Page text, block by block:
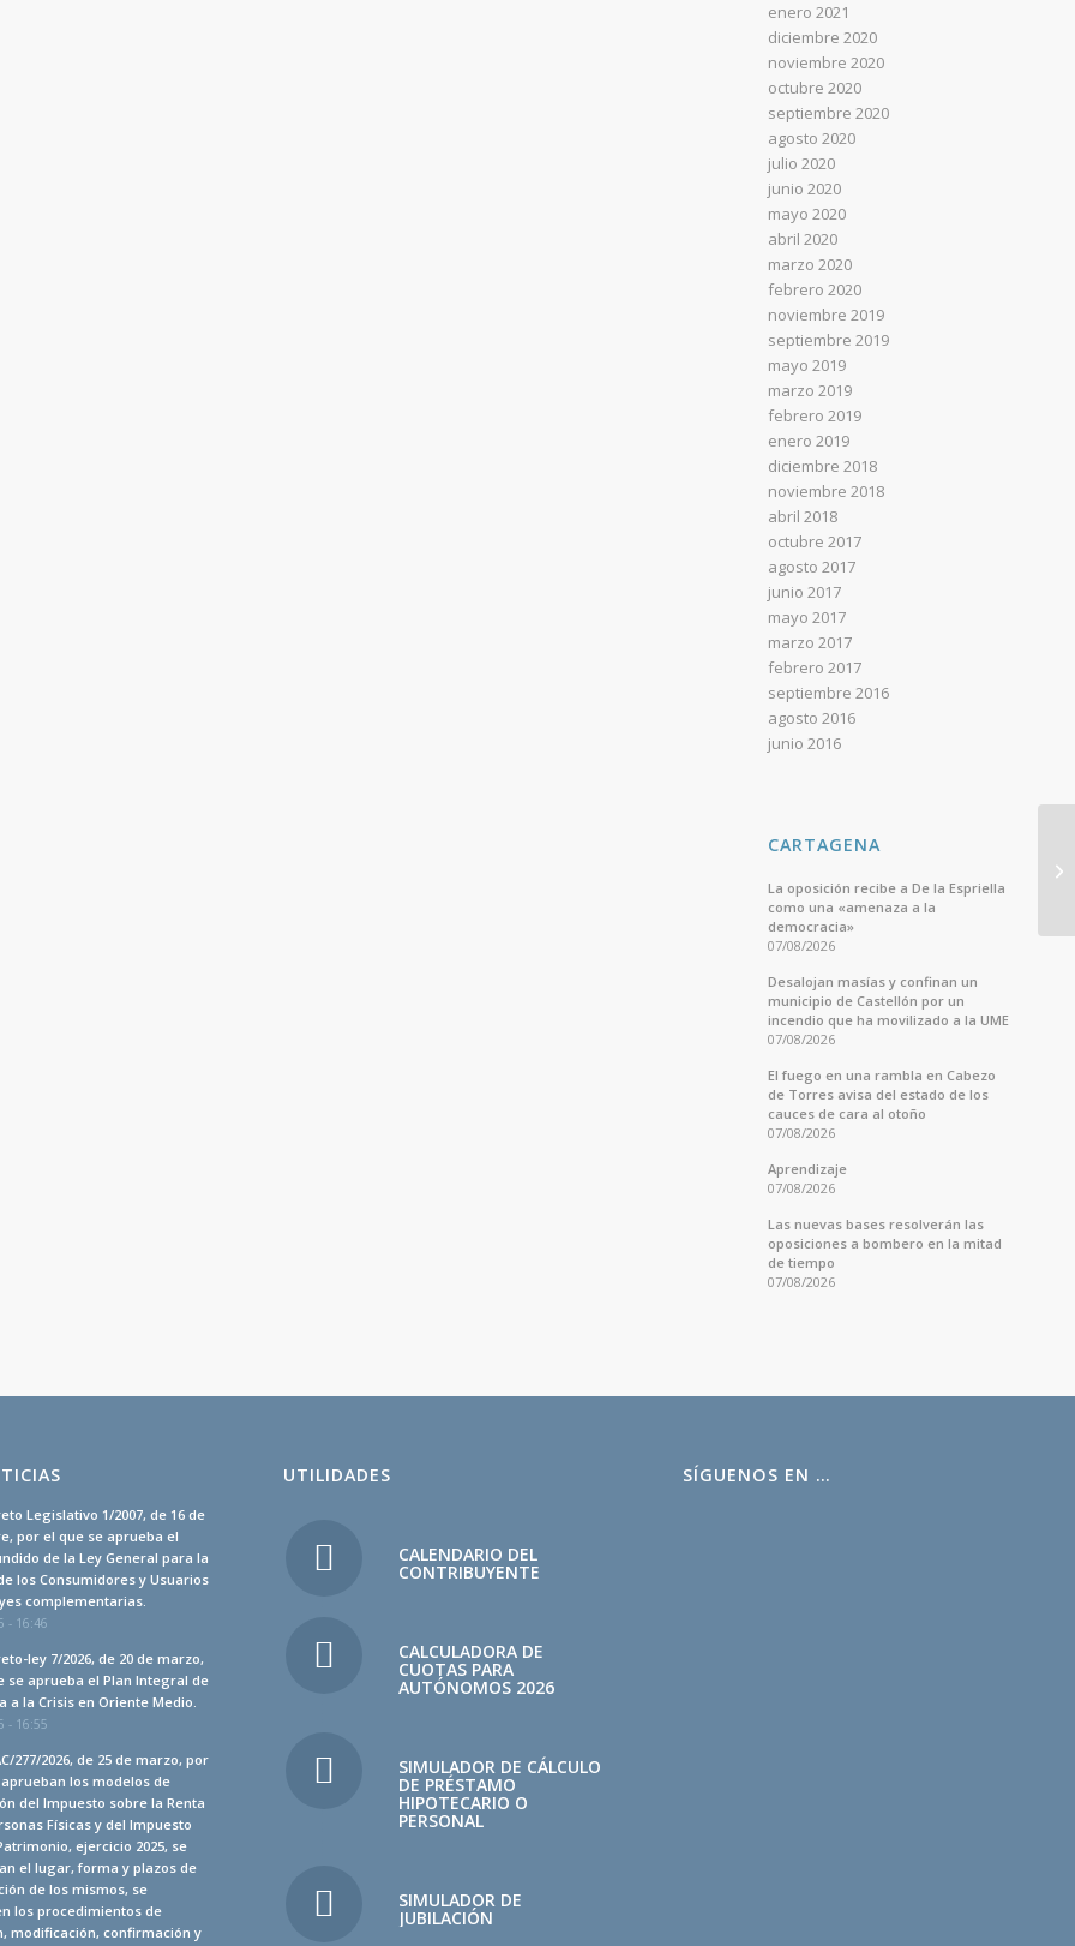
enero 2021
diciembre 2020
noviembre 2020
octubre 2020
septiembre 2020
agosto 2020
julio 2020
junio 2020
mayo 2020
abril 2020
marzo 2020
febrero 2020
noviembre 2019
septiembre 2019
mayo 2019
marzo 2019
febrero 2019
enero 2019
diciembre 2018
noviembre 2018
abril 2018
octubre 2017
agosto 2017
junio 2017
mayo 2017
marzo 2017
febrero 2017
septiembre 2016
agosto 2016
junio 2016
CARTAGENA
La oposición recibe a De la Espriella
como una «amenaza a la
democracia»
07/08/2026
Desalojan masías y confinan un
municipio de Castellón por un
incendio que ha movilizado a la UME
07/08/2026
El fuego en una rambla en Cabezo
de Torres avisa del estado de los
cauces de cara al otoño
07/08/2026
Aprendizaje
07/08/2026
Las nuevas bases resolverán las
oposiciones a bombero en la mitad
de tiempo
07/08/2026
Legislativo 1/2007, de 16 de
por el que se aprueba el
de la Ley General para la
los Consumidores y Usuarios
complementarias.
- 16:46
ley 7/2026, de 20 de marzo,
se aprueba el Plan Integral de
a la Crisis en Oriente Medio.
- 16:55
277/2026, de 25 de marzo, por
los modelos de
del Impuesto sobre la Renta
Físicas y del Impuesto
ejercicio 2025, se
el lugar, forma y plazos de
de los mismos, se
los procedimientos de
modificación, confirmación y
UTILIDADES
CALENDARIO DEL
CONTRIBUYENTE
CALCULADORA DE
CUOTAS PARA
AUTÓNOMOS 2026
SIMULADOR DE CÁLCULO
DE PRÉSTAMO
HIPOTECARIO O
PERSONAL
SIMULADOR DE
JUBILACIÓN
SÍGUENOS EN …